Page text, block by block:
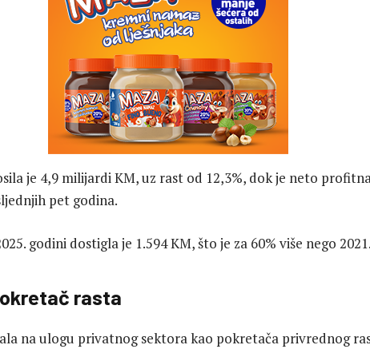
je 4,9 milijardi KM, uz rast od 12,3%, dok je neto
pet godina.
godini dostigla je 1.594 KM, što je za 60% više nego
rasta
na ulogu privatnog sektora kao pokretača privrednog